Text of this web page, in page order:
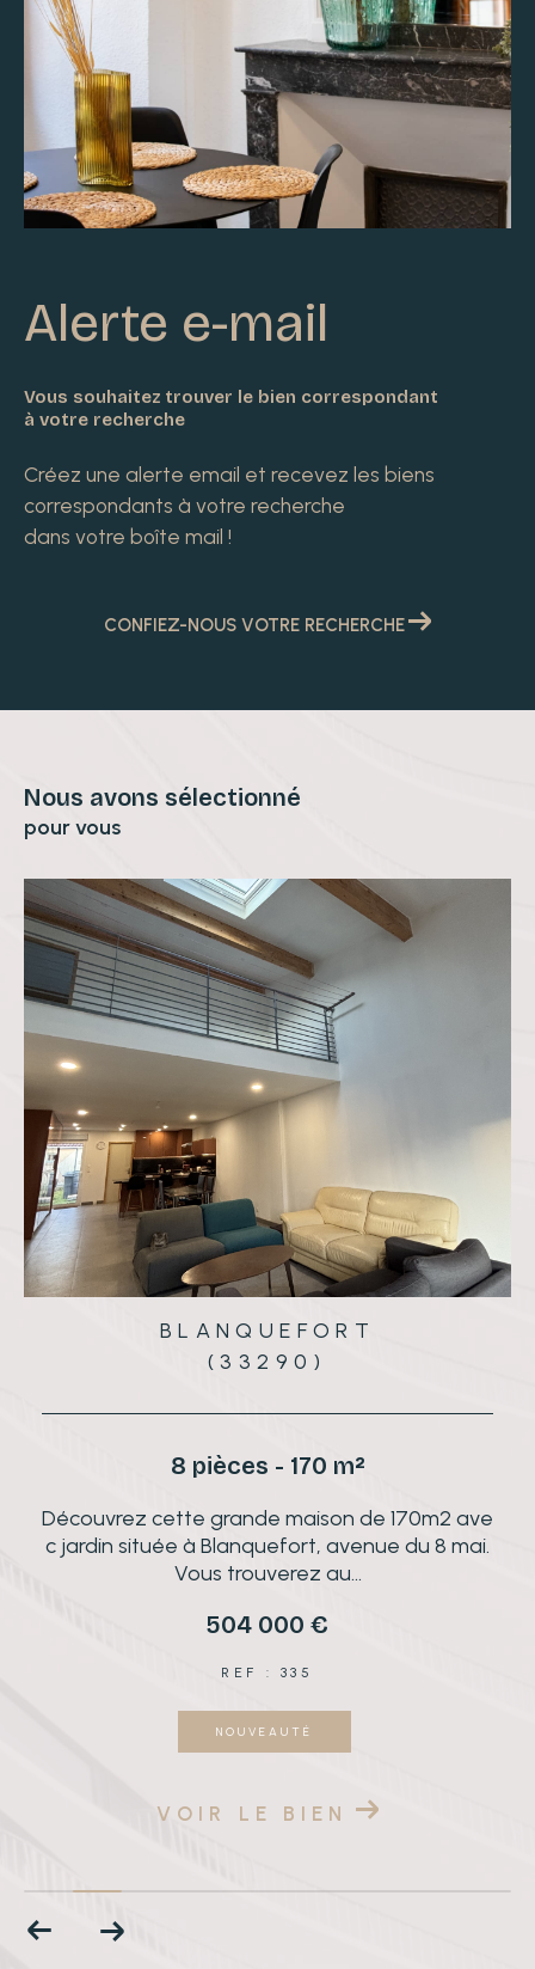
Alerte e-mail
Vous souhaitez trouver le bien correspondant
à votre recherche
Créez une alerte email et recevez les biens
correspondants à votre recherche
dans votre boîte mail !
CONFIEZ-NOUS VOTRE RECHERCHE
Nous avons sélectionné
pour vous
BLANQUEFORT
(33290)
8 pièces - 170 m²
Découvrez cette grande maison de 170m2 ave
c jardin située à Blanquefort, avenue du 8 mai.
Vous trouverez au...
504 000 €
REF : 335
NOUVEAUTÉ
VOIR LE BIEN